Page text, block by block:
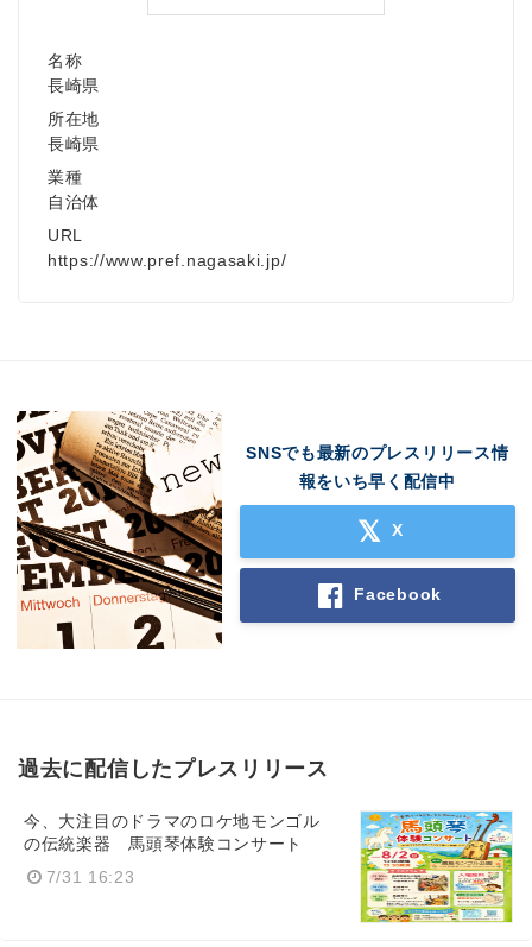
名称
長崎県
所在地
長崎県
業種
自治体
URL
https://www.pref.nagasaki.jp/
SNSでも最新のプレスリリース情
報をいち早く配信中
X
Facebook
過去に配信したプレスリリース
今、大注目のドラマのロケ地モンゴル
の伝統楽器 馬頭琴体験コンサート
7/31 16:23